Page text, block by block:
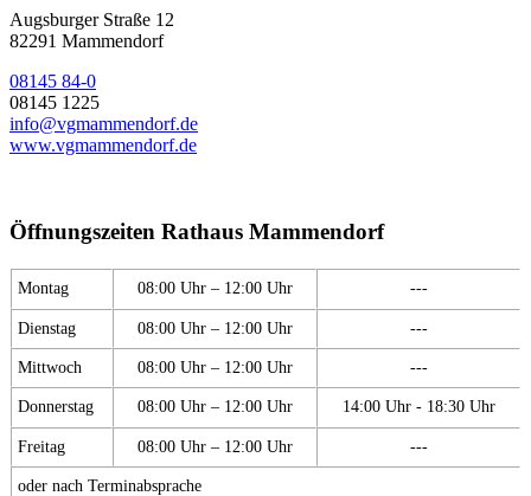
Augsburger Straße 12
82291 Mammendorf
08145 84-0
08145 1225
info@vgmammendorf.de
www.vgmammendorf.de
Öffnungszeiten Rathaus Mammendorf
Montag 08:00 Uhr – 12:00 Uhr ---
Dienstag 08:00 Uhr – 12:00 Uhr ---
Mittwoch 08:00 Uhr – 12:00 Uhr ---
Donnerstag 08:00 Uhr – 12:00 Uhr 14:00 Uhr - 18:30 Uhr
Freitag 08:00 Uhr – 12:00 Uhr ---
oder nach Terminabsprache